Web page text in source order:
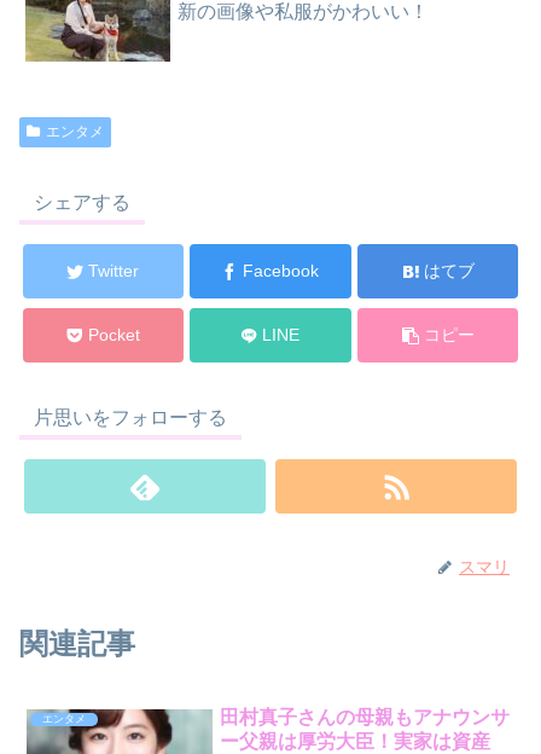
新の画像や私服がかわいい！
エンタメ
シェアする
Twitter Facebook はてブ
Pocket LINE コピー
片思いをフォローする
スマリ
関連記事
エンタメ
田村真子さんの母親もアナウンサ
ー父親は厚労大臣！実家は資産